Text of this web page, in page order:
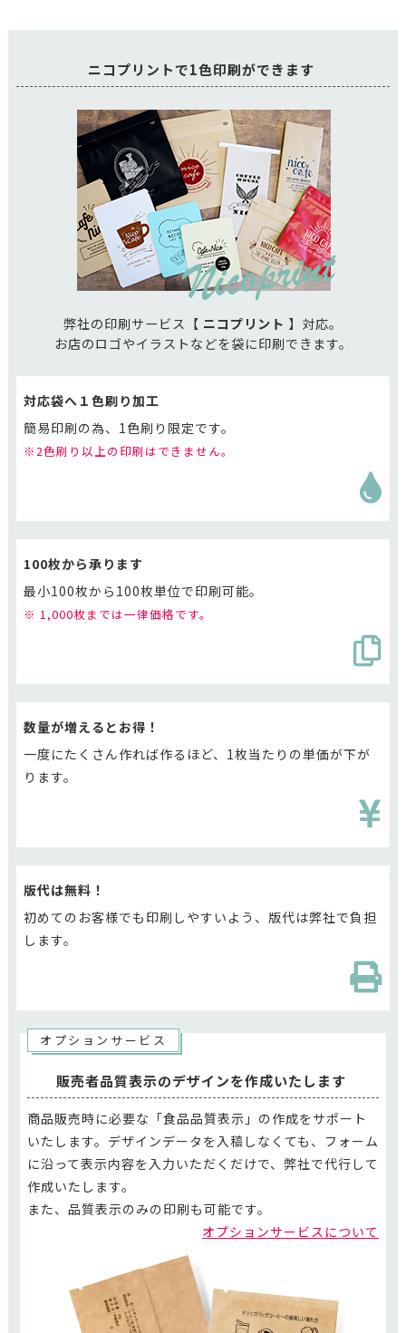
ニコプリントで1色印刷ができます
弊社の印刷サービス【 ニコプリント 】対応。
お店のロゴやイラストなどを袋に印刷できます。
対応袋へ１色刷り加工
簡易印刷の為、1色刷り限定です。
※2色刷り以上の印刷はできません。
100枚から承ります
最小100枚から100枚単位で印刷可能。
※ 1,000枚までは一律価格です。
数量が増えるとお得！
一度にたくさん作れば作るほど、1枚当たりの単価が下が
ります。
版代は無料！
初めてのお客様でも印刷しやすいよう、版代は弊社で負担
します。
オプションサービス
販売者品質表示のデザインを作成いたします
商品販売時に必要な「食品品質表示」の作成をサポート
いたします。デザインデータを入稿しなくても、フォーム
に沿って表示内容を入力いただくだけで、弊社で代行して
作成いたします。
また、品質表示のみの印刷も可能です。
オプションサービスについて